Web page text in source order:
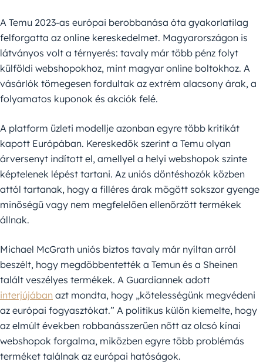
A Temu 2023-as európai berobbanása óta gyakorlatilag
felforgatta az online kereskedelmet. Magyarországon is
látványos volt a térnyerés: tavaly már több pénz folyt
külföldi webshopokhoz, mint magyar online boltokhoz. A
vásárlók tömegesen fordultak az extrém alacsony árak, a
folyamatos kuponok és akciók felé.
A platform üzleti modellje azonban egyre több kritikát
kapott Európában. Kereskedők szerint a Temu olyan
árversenyt indított el, amellyel a helyi webshopok szinte
képtelenek lépést tartani. Az uniós döntéshozók közben
attól tartanak, hogy a filléres árak mögött sokszor gyenge
minőségű vagy nem megfelelően ellenőrzött termékek
állnak.
Michael McGrath uniós biztos tavaly már nyíltan arról
beszélt, hogy megdöbbentették a Temun és a Sheinen
talált veszélyes termékek. A Guardiannek adott
interjújában azt mondta, hogy „kötelességünk megvédeni
az európai fogyasztókat.” A politikus külön kiemelte, hogy
az elmúlt években robbanásszerűen nőtt az olcsó kínai
webshopok forgalma, miközben egyre több problémás
terméket találnak az európai hatóságok.